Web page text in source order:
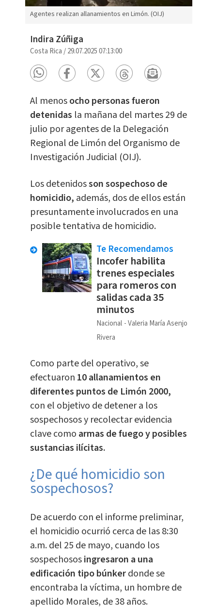
Agentes realizan allanamientos en Limón. (OIJ)
Indira Zúñiga
Costa Rica /29.07.2025 07:13:00
Al menosocho personas fueron
detenidas la mañana del martes 29 de
julio por agentes de la Delegación
Regional de Limón del Organismo de
Investigación Judicial (OIJ).
Los detenidosson sospechoso de
homicidio, además, dos de ellos están
presuntamente involucrados en una
posible tentativa de homicidio.
Te Recomendamos
Incofer habilita
trenes especiales
para romeros con
salidas cada 35
minutos
Nacional Valeria María Asenjo
Rivera
Como parte del operativo, se
efectuaron 10 allanamientos en
diferentes puntos de Limón 2000,
con el objetivo de detener a los
sospechosos y recolectar evidencia
clave como armas de fuego y posibles
sustancias ilícitas.
¿De qué homicidio son
sospechosos?
De acuerdo con el informe preliminar,
el homicidio ocurrió cerca de las 8:30
a.m. del 25 de mayo, cuando los
sospechososingresaron a una
edificación tipo búnkerdonde se
encontraba la víctima, un hombre de
apellido Morales, de 38 años.